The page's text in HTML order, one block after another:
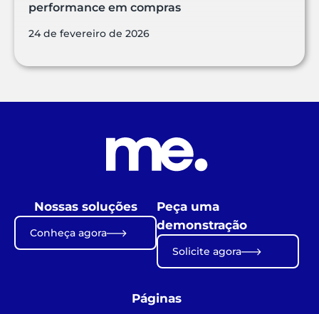
performance em compras
24 de fevereiro de 2026
Nossas soluções
Conheça agora
Peça uma
demonstração
Solicite agora
Páginas